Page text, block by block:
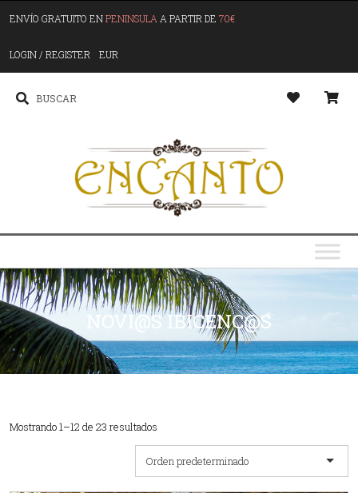
ENVÍO GRATUITO ENPENINSULA A PARTIR DE 70€
LOGIN / REGISTER EUR
NOVI@S IBICENC@S
Mostrando 1–12 de 23 resultados
Orden predeterminado